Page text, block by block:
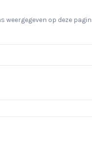
op deze